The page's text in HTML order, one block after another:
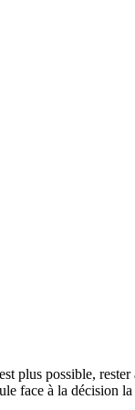
plus possible,
face à la décision